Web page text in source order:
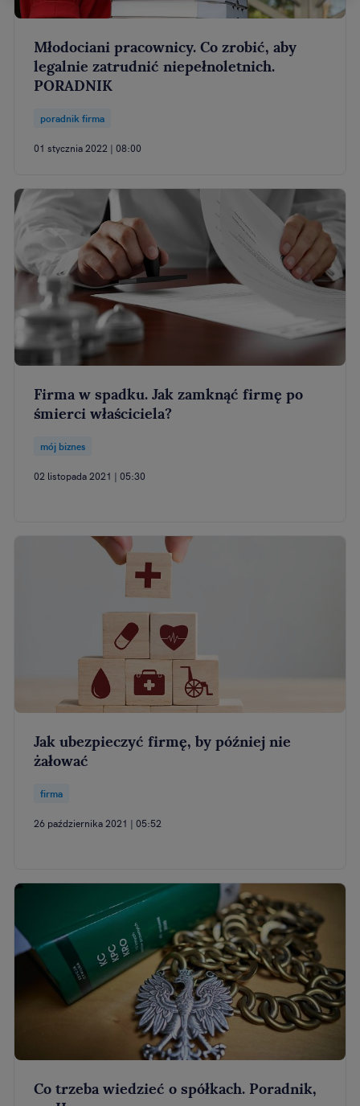
Młodociani pracownicy. Co zrobić, aby
legalnie zatrudnić niepełnoletnich.
PORADNIK
poradnik firma
01 stycznia 2022 | 08:00
Firma w spadku. Jak zamknąć firmę po
śmierci właściciela?
mój biznes
02 listopada 2021 | 05:30
Jak ubezpieczyć firmę, by później nie
żałować
firma
26 października 2021 | 05:52
Co trzeba wiedzieć o spółkach. Poradnik,